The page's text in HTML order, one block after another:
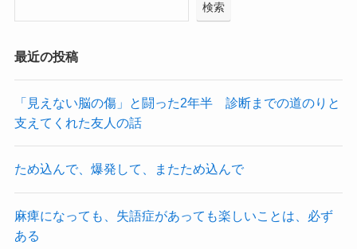
検索
最近の投稿
「見えない脳の傷」と闘った2年半 診断までの道のりと
支えてくれた友人の話
ため込んで、爆発して、またため込んで
麻痺になっても、失語症があっても楽しいことは、必ず
ある